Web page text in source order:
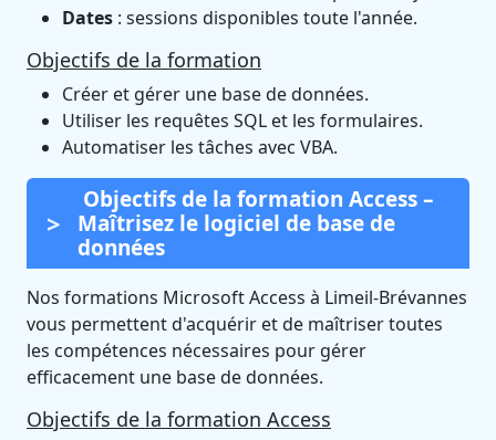
Dates : sessions disponibles toute l'année.
Objectifs de la formation
Créer et gérer une base de données.
Utiliser les requêtes SQL et les formulaires.
Automatiser les tâches avec VBA.
Objectifs de la formation Access –
Maîtrisez le logiciel de base de
données
Nos formations Microsoft Access à Limeil-Brévannes
vous permettent d'acquérir et de maîtriser toutes
les compétences nécessaires pour gérer
efficacement une base de données.
Objectifs de la formation Access